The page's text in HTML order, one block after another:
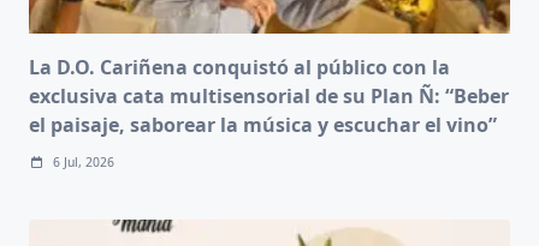
La D.O. Cariñena conquistó al público con la
exclusiva cata multisensorial de su Plan Ñ: “Beber
el paisaje, saborear la música y escuchar el vino”
6 Jul, 2026